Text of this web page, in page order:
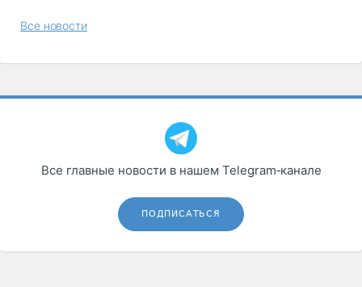
Все новости
Все главные новости в нашем Telegram‑канале
ПОДПИСАТЬСЯ